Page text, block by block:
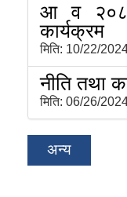
आ व
कार्यक्रम
मिति: 10/22/
नीति तथा
मिति: 06/26/
अन्य